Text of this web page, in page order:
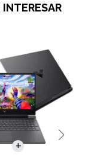
COMPARAR